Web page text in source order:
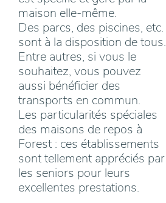
maison elle-même.
Des parcs, des piscines, etc.
sont à la disposition de tous.
Entre autres, si vous le
souhaitez, vous pouvez
aussi bénéficier des
transports en commun.
Les particularités spéciales
des maisons de repos à
Forest : ces établissements
sont tellement appréciés par
les seniors pour leurs
excellentes prestations.